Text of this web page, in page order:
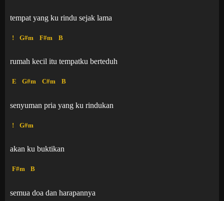
tempat yang ku rindu sejak lama
! G#m F#m B
rumah kecil itu tempatku berteduh
E G#m C#m B
senyuman pria yang ku rindukan
! G#m
akan ku buktikan
F#m B
semua doa dan harapannya